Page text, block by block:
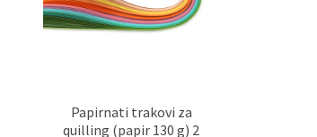
Papirnati trakovi za
quilling (papir 130 g) 2